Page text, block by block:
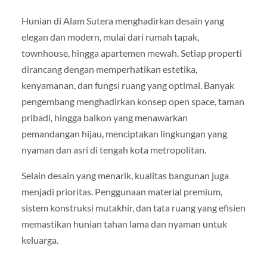
Hunian di Alam Sutera menghadirkan desain yang
elegan dan modern, mulai dari rumah tapak,
townhouse, hingga apartemen mewah. Setiap properti
dirancang dengan memperhatikan estetika,
kenyamanan, dan fungsi ruang yang optimal. Banyak
pengembang menghadirkan konsep open space, taman
pribadi, hingga balkon yang menawarkan
pemandangan hijau, menciptakan lingkungan yang
nyaman dan asri di tengah kota metropolitan.
Selain desain yang menarik, kualitas bangunan juga
menjadi prioritas. Penggunaan material premium,
sistem konstruksi mutakhir, dan tata ruang yang efisien
memastikan hunian tahan lama dan nyaman untuk
keluarga.